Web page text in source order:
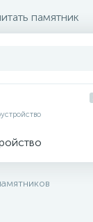
памятник